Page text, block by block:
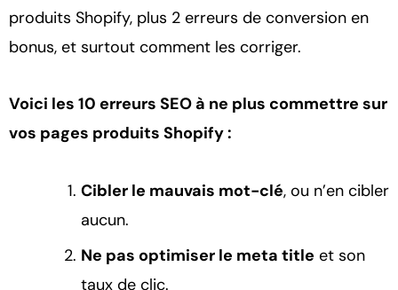
produits Shopify, plus 2 erreurs de conversion en
bonus, et surtout comment les corriger.
Voici les 10 erreurs SEO à ne plus commettre sur
vos pages produits Shopify :
Cibler le mauvais mot-clé, ou n’en cibler
aucun.
Ne pas optimiser le meta title et son
taux de clic.